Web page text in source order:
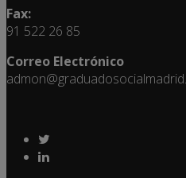
Fax:
91 522 26 85
Correo Electrónico